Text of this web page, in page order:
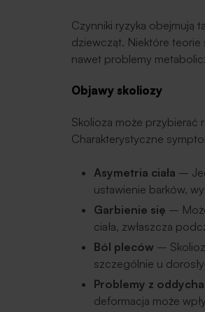
Czynniki ryzyka obejmują
dziewcząt. Niektóre teorie
nawet problemy
Objawy skoliozy
Skolioza może przybierać
Charakterystyczne
Asymetria ciała –
ustawienie barków,
Garbienie się –
ciała, zwłaszcza
Ból pleców –
szczególnie u
Problemy z
deformacja może